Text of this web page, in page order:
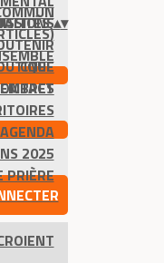
▴▾
CNEF
AGENDA
2025
PRIÈRE